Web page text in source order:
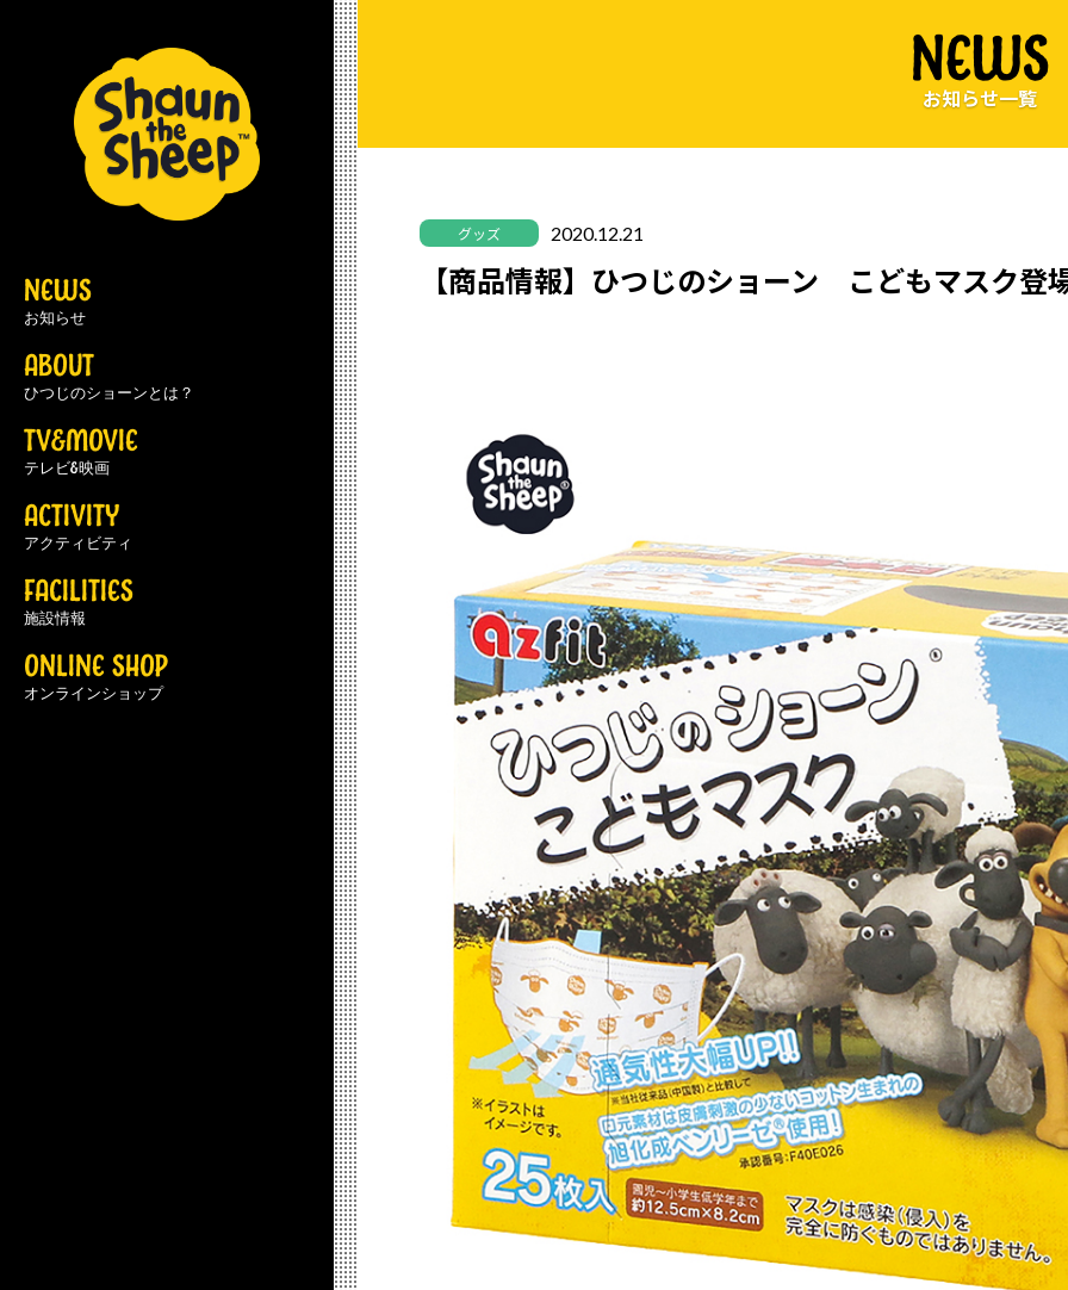
NEWS
お知らせ
ABOUT
ひつじのショーンとは？
TV&MOVIE
テレビ&映画
ACTIVITY
アクティビティ
FACILITIES
施設情報
ONLINE SHOP
オンラインショップ
NEWS
お知らせ一覧
グッズ 2020.12.21
【商品情報】ひつじのショーン こどもマスク登